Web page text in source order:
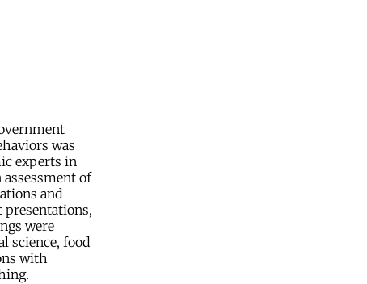
was
experts in
of
and
were
science, food
with